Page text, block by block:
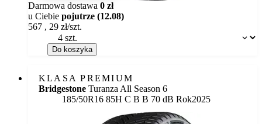
Dostępność:
Darmowa dostawa 0 zł
u Ciebie pojutrze (12.08)
567 , 29 zł/szt.
Do koszyka
KLASA PREMIUM
Bridgestone Turanza All Season 6
185/50R16 85H Etykieta:
C B B 70 dB Rok2025